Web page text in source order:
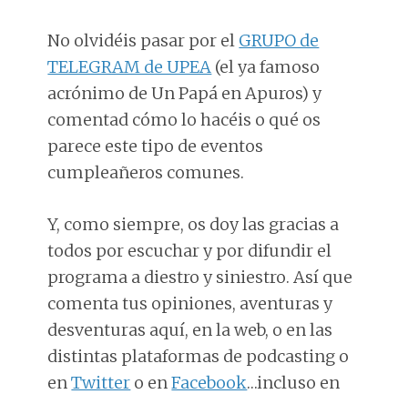
No olvidéis pasar por el GRUPO de
TELEGRAM de UPEA (el ya famoso
acrónimo de Un Papá en Apuros) y
comentad cómo lo hacéis o qué os
parece este tipo de eventos
cumpleañeros comunes.
Y, como siempre, os doy las gracias a
todos por escuchar y por difundir el
programa a diestro y siniestro. Así que
comenta tus opiniones, aventuras y
desventuras aquí, en la web, o en las
distintas plataformas de podcasting o
enTwitter o enFacebook…incluso en